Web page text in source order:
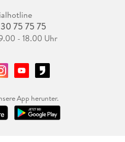
75 75 75
- 18.00 Uhr
App herunter.